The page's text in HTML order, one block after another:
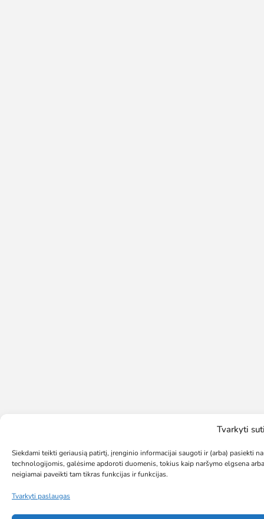
Tvarkyti
Siekdami teikti geriausią patirtį, įrenginio informacijai saugoti ir (arba) pasiekti
technologijomis, galėsime apdoroti duomenis, tokius kaip naršymo elgsena
neigiamai paveikti tam tikras funkcijas ir funkcijas.
Tvarkyti paslaugas